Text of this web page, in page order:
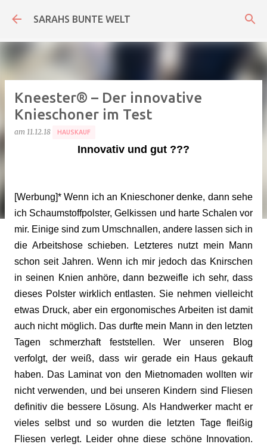
Direkt zum Hauptbereich
SARAHS BUNTE WELT
Kneester® – Der innovative
Knieschoner im Test
am 11.12.18 HAUSKAUF
Innovativ und gut ???
[Werbung]* Wenn ich an Knieschoner denke, dann sehe
ich Schaumstoffpolster, Gelkissen und harte Schalen vor
mir. Einige sind zum Umschnallen, andere lassen sich in
die Arbeitshose schieben. Letzteres nutzt mein Mann
schon seit Jahren. Wenn ich mir jedoch das Knirschen
in seinen Knien anhöre, dann bezweifle ich sehr, dass
dieses Polster wirklich entlasten. Sie nehmen vielleicht
etwas Druck, aber ein ergonomisches Arbeiten ist damit
auch nicht möglich. Das durfte mein Mann in den letzten
Tagen schmerzhaft feststellen. Wer unseren Blog
verfolgt, der weiß, dass wir gerade ein Haus gekauft
haben. Das Laminat von den Mietnomaden wollten wir
nicht verwenden, und bei unseren Kindern sind Fliesen
definitiv die bessere Lösung. Als Handwerker macht er
vieles selbst und so wurden die letzten Tage fleißig
Fliesen verlegt. Leider ohne diese schöne Innovation.